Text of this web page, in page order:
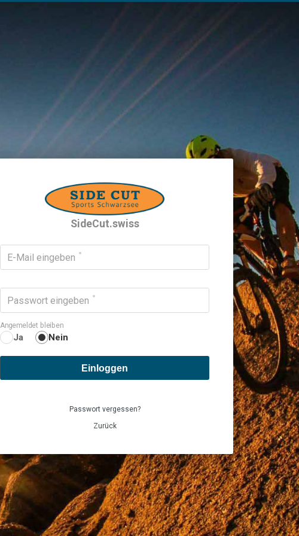
SideCut.swiss
E-Mail eingeben
Passwort eingeben
Angemeldet bleiben
Ja Nein
Einloggen
Passwort vergessen?
Zurück